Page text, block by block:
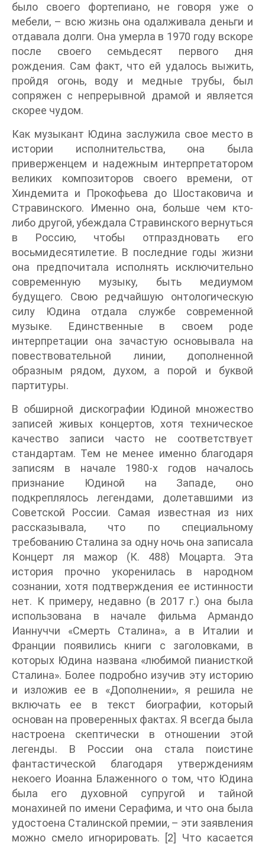
было своего фортепиано, не говоря уже о
мебели, – всю жизнь она одалживала деньги и
отдавала долги. Она умерла в 1970 году вскоре
после своего семьдесят первого дня
рождения. Сам факт, что ей удалось выжить,
пройдя огонь, воду и медные трубы, был
сопряжен с непрерывной драмой и является
скорее чудом.
Как музыкант Юдина заслужила свое место в
истории исполнительства, она была
приверженцем и надежным интерпретатором
великих композиторов своего времени, от
Хиндемита и Прокофьева до Шостаковича и
Стравинского. Именно она, больше чем кто-
либо другой, убеждала Стравинского вернуться
в Россию, чтобы отпраздновать его
восьмидесятилетие. В последние годы жизни
она предпочитала исполнять исключительно
современную музыку, быть медиумом
будущего. Свою редчайшую онтологическую
силу Юдина отдала службе современной
музыке. Единственные в своем роде
интерпретации она зачастую основывала на
повествовательной линии, дополненной
образным рядом, духом, а порой и буквой
партитуры.
В обширной дискографии Юдиной множество
записей живых концертов, хотя техническое
качество записи часто не соответствует
стандартам. Тем не менее именно благодаря
записям в начале 1980-х годов началось
признание Юдиной на Западе, оно
подкреплялось легендами, долетавшими из
Советской России. Самая известная из них
рассказывала, что по специальному
требованию Сталина за одну ночь она записала
Концерт ля мажор (К. 488) Моцарта. Эта
история прочно укоренилась в народном
сознании, хотя подтверждения ее истинности
нет. К примеру, недавно (в 2017 г.) она была
использована в начале фильма Армандо
Ианнуччи «Смерть Сталина», а в Италии и
Франции появились книги с заголовками, в
которых Юдина названа «любимой пианисткой
Сталина». Более подробно изучив эту историю
и изложив ее в «Дополнении», я решила не
включать ее в текст биографии, который
основан на проверенных фактах. Я всегда была
настроена скептически в отношении этой
легенды. В России она стала поистине
фантастической благодаря утверждениям
некоего Иоанна Блаженного о том, что Юдина
была его духовной супругой и тайной
монахиней по имени Серафима, и что она была
удостоена Сталинской премии, – эти заявления
можно смело игнорировать. [2] Что касается